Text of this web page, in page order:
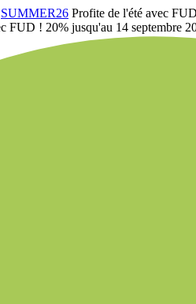
SUMMER26 Profite de l'été avec
FUD ! 20% jusqu'au 14 septembre